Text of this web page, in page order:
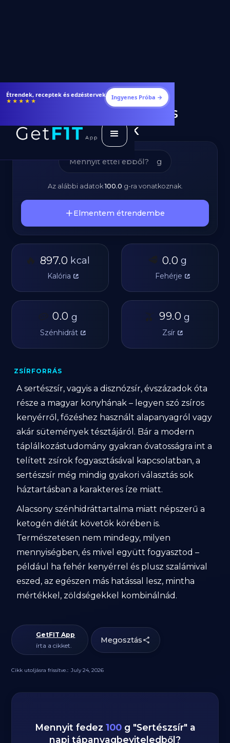
Fogyj és izmosodj hatékonyabban
★★★★★ Ingyenes Próba →
Sertészsír –
Kalóriatartalom és
Tápanyagok
g
Az alábbi adatok100.0 g-ra vonatkoznak.
Elmentem étrendembe
🔥 897.0 kcal
Kalória
🥩 0.0 g
Fehérje
🥔 0.0 g
Szénhidrát
🫒 99.0 g
Zsír
ZSÍRFORRÁS
A sertészsír, vagyis a disznózsír, évszázadok óta
része a magyar konyhának – legyen szó zsíros
kenyérről, főzéshez használt alapanyagról vagy
akár sütemények tésztájáról. Bár a modern
táplálkozástudomány gyakran óvatosságra int a
telített zsírok fogyasztásával kapcsolatban, a
sertészsír még mindig gyakori választás sok
háztartásban a karakteres íze miatt.
Alacsony szénhidráttartalma miatt népszerű a
ketogén diétát követők körében is.
Természetesen nem mindegy, milyen
mennyiségben, és mivel együtt fogyasztod –
például ha fehér kenyérrel és plusz szalámival
eszed, az egészen más hatással lesz, mintha
mértékkel, zöldségekkel kombinálnád.
GetFIT App
írta a cikket.
Megosztás
Cikk utoljásra frissítve.: July 24, 2026
Mennyit fedez 100 g "Sertészsír" a
napi tápanyagbeviteledből?